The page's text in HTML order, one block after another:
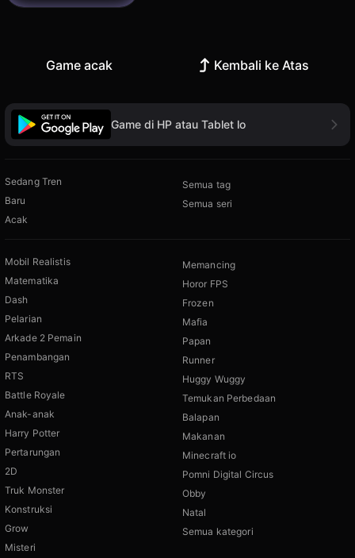
Game acak Kembali ke Atas
Game di HP atau Tablet lo
Sedang Tren
Baru
Acak
Semua tag
Semua seri
Mobil Realistis
Matematika
Dash
Pelarian
Arkade 2 Pemain
Penambangan
RTS
Battle Royale
Anak-anak
Harry Potter
Pertarungan
2D
Truk Monster
Konstruksi
Grow
Misteri
Memancing
Horor FPS
Frozen
Mafia
Papan
Runner
Huggy Wuggy
Temukan Perbedaan
Balapan
Makanan
Minecraft io
Pomni Digital Circus
Obby
Natal
Semua kategori